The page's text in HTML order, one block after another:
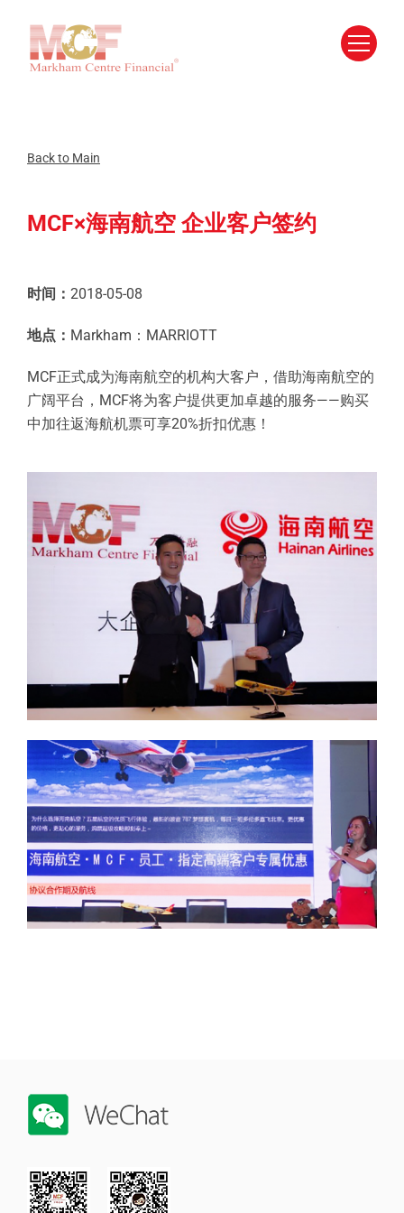
content
Back to Main
MCF×海南航空 企业客户签约
时间： 2018-05-08
地点： Markham：MARRIOTT
MCF正式成为海南航空的机构大客户，借助海南航空的
广阔平台，MCF将为客户提供更加卓越的服务——购买
中加往返海航机票可享20%折扣优惠！